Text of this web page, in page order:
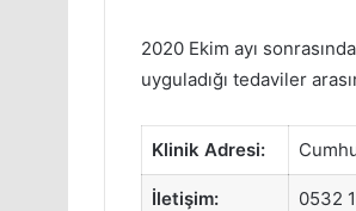
2020 Ekim ayı
uyguladığı tedaviler
Klinik Adresi:
İletişim: 0532